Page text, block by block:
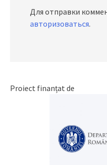
Для отправки
авторизоваться.
Proiect finanțat de